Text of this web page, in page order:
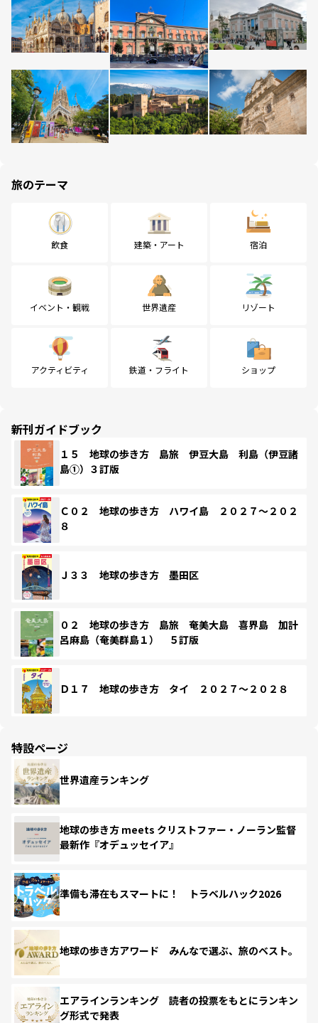
旅のテーマ
飲食 建築・アート 宿泊
イベント・観戦 世界遺産 リゾート
アクティビティ 鉄道・フライト ショップ
新刊ガイドブック
１５ 地球の歩き方 島旅 伊豆大島 利島（伊豆諸
島①）３訂版
Ｃ０２ 地球の歩き方 ハワイ島 ２０２７～２０２
８
Ｊ３３ 地球の歩き方 墨田区
０２ 地球の歩き方 島旅 奄美大島 喜界島 加計
呂麻島（奄美群島１） ５訂版
Ｄ１７ 地球の歩き方 タイ ２０２７～２０２８
特設ページ
世界遺産ランキング
地球の歩き方 meets クリストファー・ノーラン監督
最新作『オデュッセイア』
準備も滞在もスマートに！ トラベルハック2026
地球の歩き方アワード みんなで選ぶ、旅のベスト。
エアラインランキング 読者の投票をもとにランキン
グ形式で発表